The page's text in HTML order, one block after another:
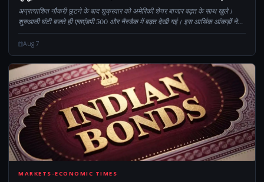
अप्रत्याशित नौकरी छूटने के बाद शुक्रवार को अमेरिकी शेयर बाजार बढ़त के साथ खुले।
शुरुआती घंटी बजते ही एसएंडपी 500 और नैस्डैक में बढ़त देखी गई। इस आर्थिक आंकड़ों ने
सितंबर में ब्याज दरों में बढ़ोतरी को लेकर संदेह पैदा कर दिया है। डॉव जोन्स इंडस्ट्रियल...
Aug 7
MARKETS-ECONOMIC TIMES